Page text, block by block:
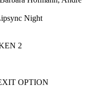
Night
2
OPTION